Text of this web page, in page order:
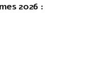
2026 :